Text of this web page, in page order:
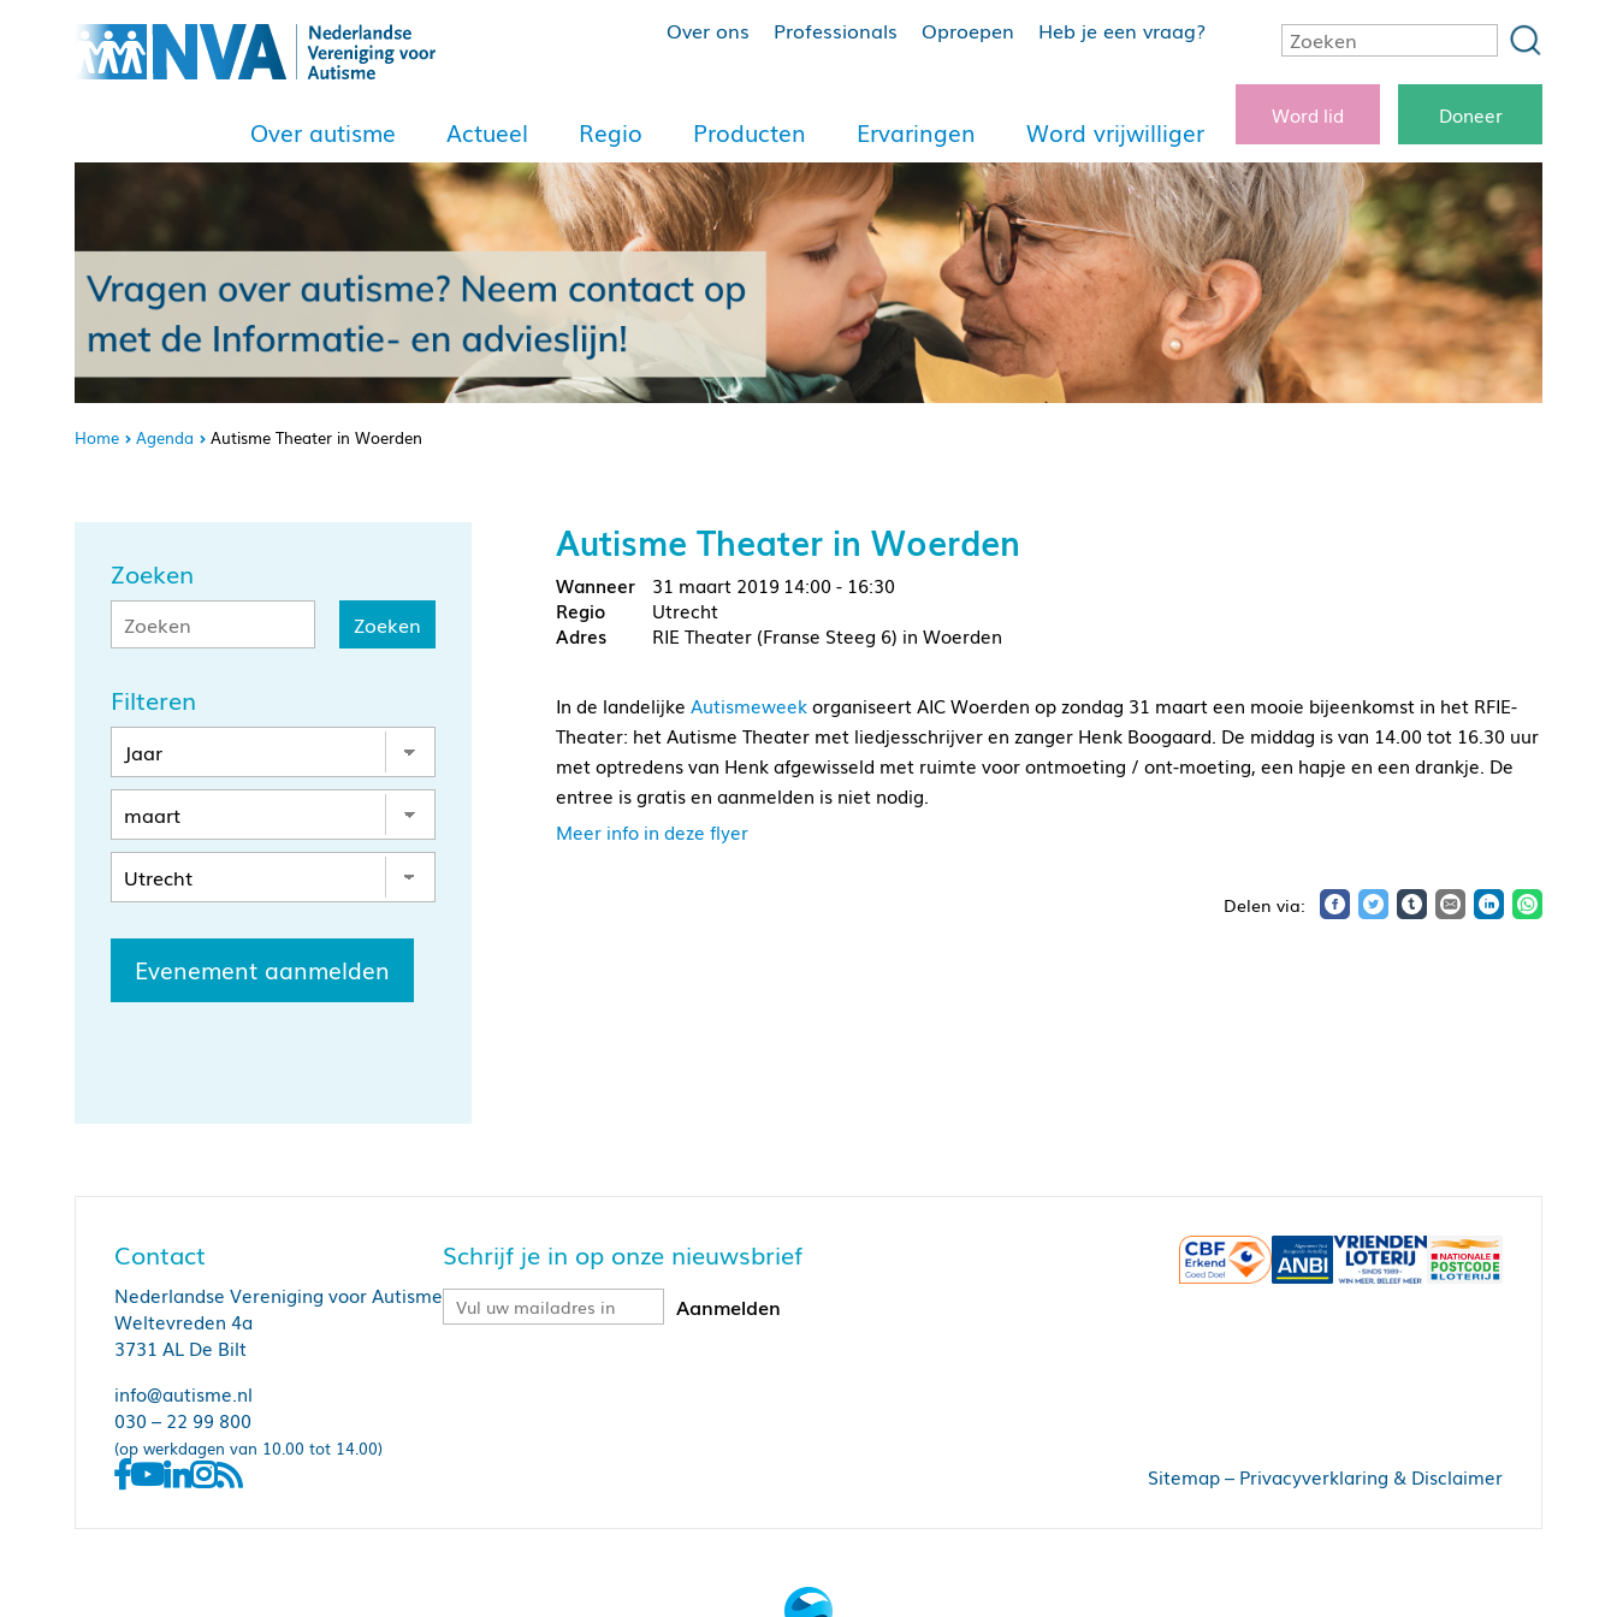
Over ons Professionals Oproepen Heb je een vraag?
Over autisme Actueel Regio Producten Ervaringen Word vrijwilliger
Word lid Doneer
Home Agenda Autisme Theater in Woerden
Zoeken
Filteren
Evenement aanmelden
Autisme Theater in Woerden
31 maart 2019 14:00 - 16:30
Utrecht
RIE Theater (Franse Steeg 6) in Woerden
In de landelijke Autismeweekorganiseert AIC Woerden op zondag 31 maart een mooie bijeenkomst in het RFIE-
Theater: het Autisme Theater met liedjesschrijver en zanger Henk Boogaard. De middag is van 14.00 tot 16.30 uur
met optredens van Henk afgewisseld met ruimte voor ontmoeting / ont-moeting, een hapje en een drankje. De
entree is gratis en aanmelden is niet nodig.
Meer info in deze flyer
Contact
Nederlandse Vereniging voor Autisme
Weltevreden 4a
3731 AL De Bilt
info@autisme.nl
030 – 22 99 800
(op werkdagen van 10.00 tot 14.00)
Schrijf je in op onze nieuwsbrief
Sitemap– Privacyverklaring & Disclaimer